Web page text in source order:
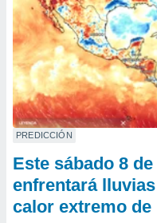
PREDICCIÓN
Este sábado 8
enfrentará
calor extremo de